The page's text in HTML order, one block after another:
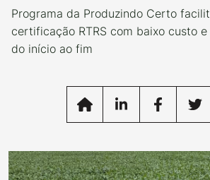
Programa da Produzindo Certo
certificação RTRS com baixo custo
do início ao fim